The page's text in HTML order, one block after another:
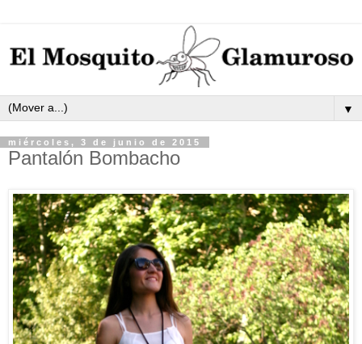
▼
miércoles, 3 de junio de 2015
Pantalón Bombacho